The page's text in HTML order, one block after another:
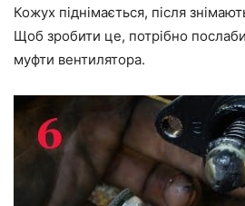
Кожух піднімається, після
Щоб зробити це, потрібно
муфти вентилятора.